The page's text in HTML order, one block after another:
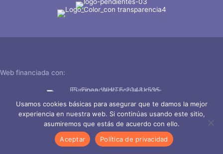
Web financiada con:
La Tartana Teatro © 2026 | Política de privacidad, cookies y aviso
legal
Usamos cookies básicas para asegurar que te damos la mejor
experiencia en nuestra web. Si continúas usando este sitio,
asumiremos que estás de acuerdo con ello.
Aceptar
Política de privacidad